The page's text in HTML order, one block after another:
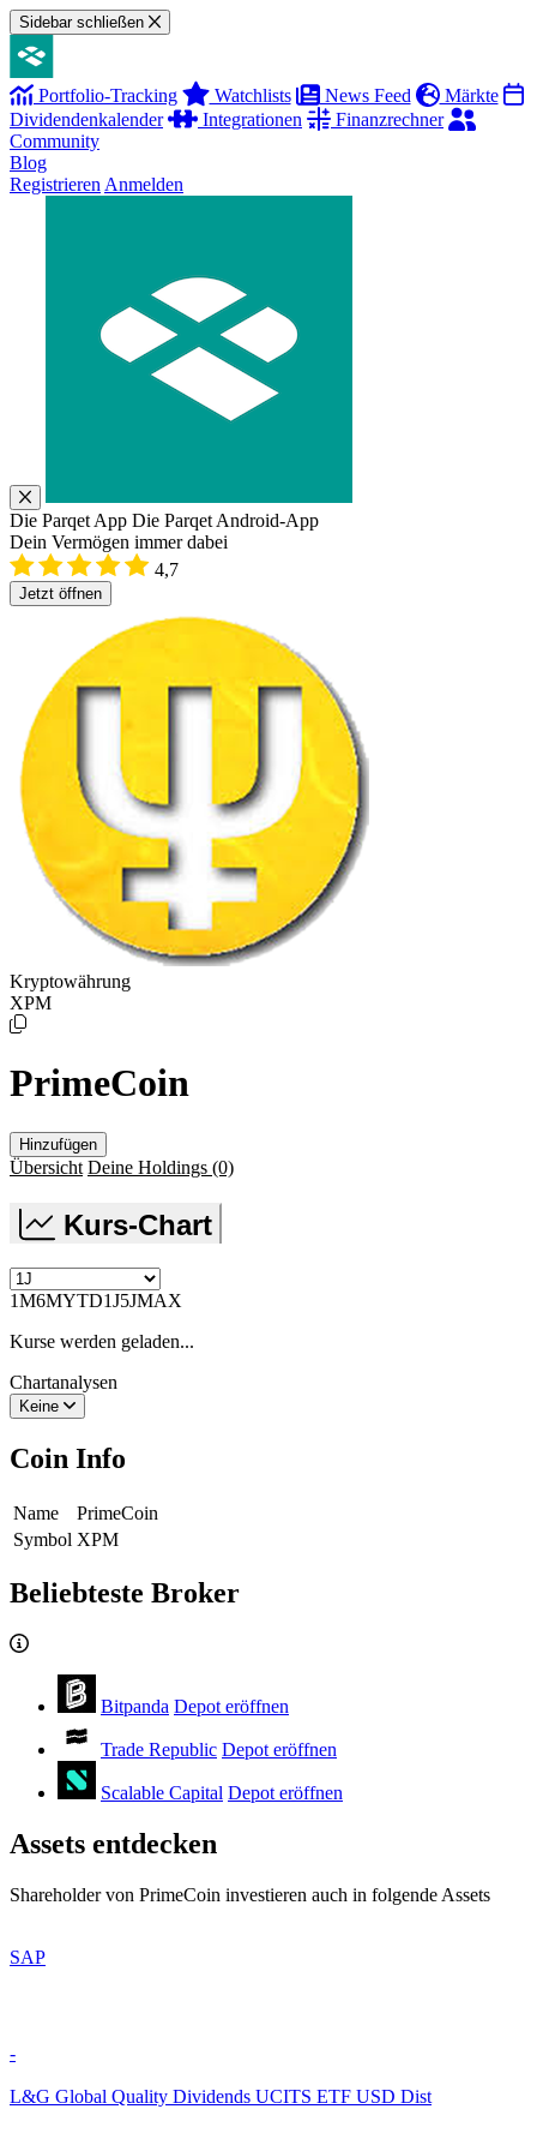
Sidebar schließen
Portfolio-Tracking Watchlists News Feed
Märkte
Dividendenkalender
Integrationen
Finanzrechner
Community
Blog
Registrieren Anmelden
Die Parqet App Die Parqet Android-App
Dein Vermögen immer dabei
4,7
Jetzt öffnen
Kryptowährung
XPM
PrimeCoin
Hinzufügen
Übersicht Deine Holdings (0)
Kurs-Chart
1M6MYTD1J5JMAX
Kurse werden geladen...
Chartanalysen
Keine
Coin Info
Name
PrimeCoin
Symbol XPM
Beliebteste Broker
Bitpanda Depot eröffnen
Trade Republic Depot eröffnen
Scalable Capital Depot eröffnen
Assets entdecken
Shareholder von PrimeCoin investieren auch in folgende Assets
SAP
-
L&G Global Quality Dividends UCITS ETF USD Dist